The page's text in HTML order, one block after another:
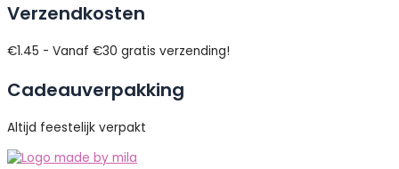
Verzendkosten
€1.45 - Vanaf €30 gratis verzending!
Cadeauverpakking
Altijd feestelijk verpakt